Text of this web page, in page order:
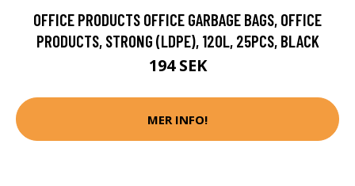
OFFICE PRODUCTS OFFICE GARBAGE BAGS, OFFICE
PRODUCTS, STRONG (LDPE), 120L, 25PCS, BLACK
194 SEK
MER INFO!